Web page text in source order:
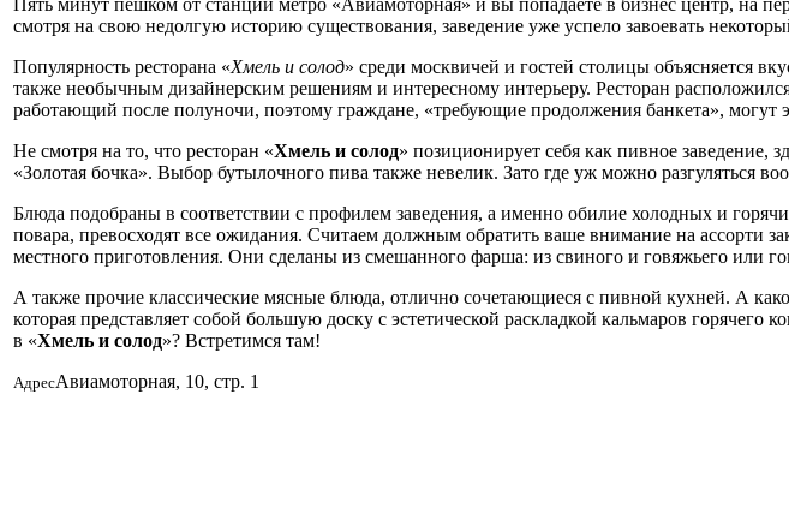
смотря на свою недолгую историю существования, заведение уже успело завоевать
Популярность ресторана «Хмель и солод» среди москвичей и гостей столицы объясняется
также необычным дизайнерским решениям и интересному интерьеру. Ресторан
работающий после полуночи, поэтому граждане, «требующие продолжения банкета», могут
Не смотря на то, что ресторан «Хмель и солод» позиционирует себя как пивное заведение,
«Золотая бочка». Выбор бутылочного пива также невелик. Зато где уж можно разгуляться
Блюда подобраны в соответствии с профилем заведения, а именно обилие холодных и
повара, превосходят все ожидания. Считаем должным обратить ваше внимание на ассорти
местного приготовления. Они сделаны из смешанного фарша: из свиного и говяжьего или
А также прочие классические мясные блюда, отлично сочетающиеся с пивной кухней. А
которая представляет собой большую доску с эстетической раскладкой кальмаров
в «Хмель и солод»? Встретимся там!
АдресАвиамоторная, 10, стр. 1